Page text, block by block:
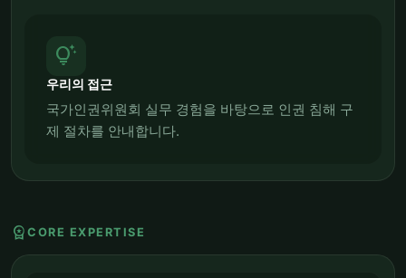
tips_and_updates
우리의 접근
국가인권위원회 실무 경험을 바탕으로 인권 침해 구
제 절차를 안내합니다.
workspace_premium CORE EXPERTISE